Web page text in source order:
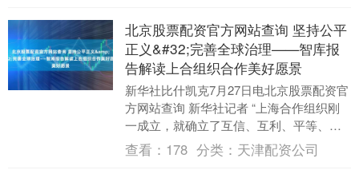
北京股票配资官方网站查询 坚持公平
正义&#32;完善全球治理——智库报
告解读上合组织合作美好愿景
新华社比什凯克7月27日电北京股票配资官
方网站查询 新华社记者 “上海合作组织刚
一成立，就确立了互信、互利、平等、协
商、尊重多样文明、谋求共同发展的‘上海
精神’....
查看： 178 分类： 天津配资公司